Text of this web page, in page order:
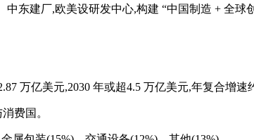
东建厂,欧美设研发中心,构建 “中国制造 + 全球创
万亿美元,2030 年或超4.5 万亿美元,年复合增速
费国。